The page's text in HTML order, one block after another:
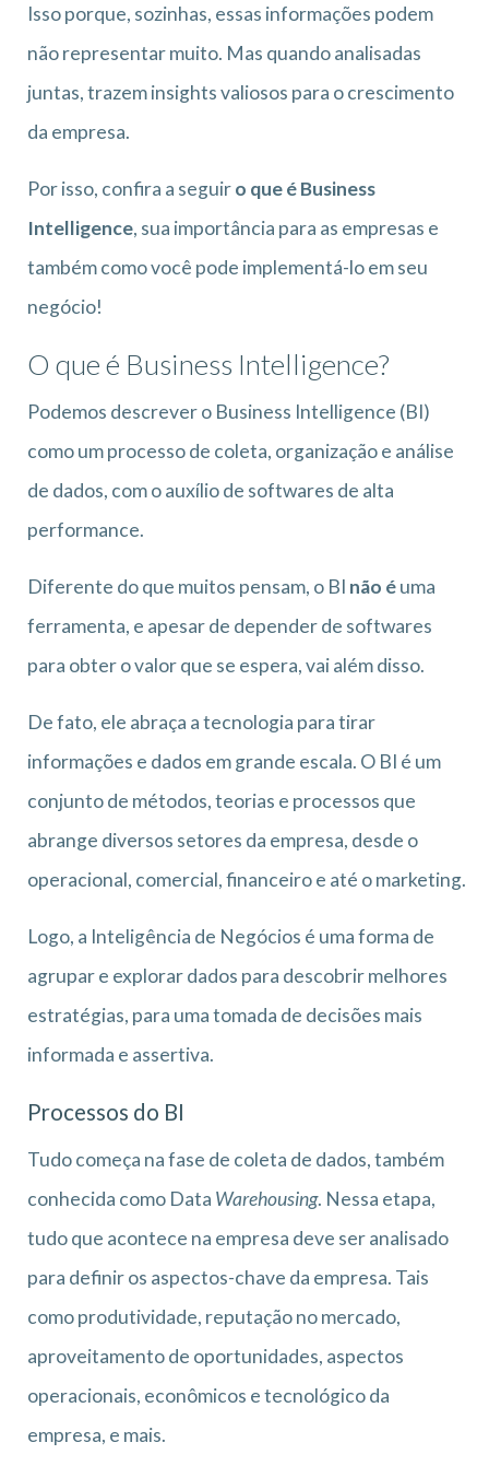
Isso porque, sozinhas, essas informações podem
não representar muito. Mas quando analisadas
juntas, trazem insights valiosos para o crescimento
da empresa.
Por isso, confira a seguiro que é Business
Intelligence, sua importância para as empresas e
também como você pode implementá-lo em seu
negócio!
O que é Business Intelligence?
Podemos descrever o Business Intelligence (BI)
como um processo de coleta, organização e análise
de dados, com o auxílio de softwares de alta
performance.
Diferente do que muitos pensam, o BI não éuma
ferramenta, e apesar de depender de softwares
para obter o valor que se espera, vai além disso.
De fato, ele abraça a tecnologia para tirar
informações e dados em grande escala. O BI é um
conjunto de métodos, teorias e processos que
abrange diversos setores da empresa, desde o
operacional, comercial, financeiro e até o marketing.
Logo, a Inteligência de Negócios é uma forma de
agrupar e explorar dados para descobrir melhores
estratégias, para uma tomada de decisões mais
informada e assertiva.
Processos do BI
Tudo começa na fase de coleta de dados, também
conhecida como Data Warehousing. Nessa etapa,
tudo que acontece na empresa deve ser analisado
para definir os aspectos-chave da empresa. Tais
como produtividade, reputação no mercado,
aproveitamento de oportunidades, aspectos
operacionais, econômicos e tecnológico da
empresa, e mais.